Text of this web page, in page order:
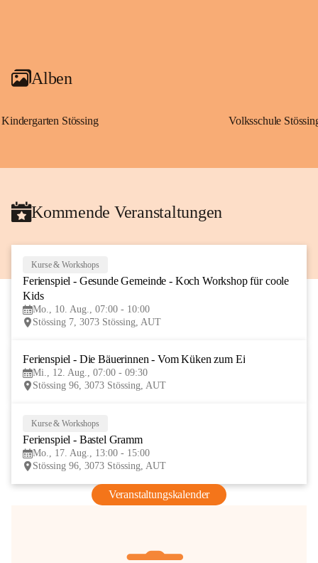
Alben
Kindergarten Stössing Volksschule
Kommende Veranstaltungen
AUG
Kurse & Workshops
Ferienspiel - Gesunde Gemeinde - Koch Workshop für coole
Kids
Mo., 10. Aug., 07:00 - 10:00
Stössing 7, 3073 Stössing, AUT
Ferienspiel - Die Bäuerinnen - Vom Küken zum Ei
Mi., 12. Aug., 07:00 - 09:30
Stössing 96, 3073 Stössing, AUT
Kurse & Workshops
Ferienspiel - Bastel Gramm
Mo., 17. Aug., 13:00 - 15:00
Stössing 96, 3073 Stössing, AUT
Veranstaltungskalender